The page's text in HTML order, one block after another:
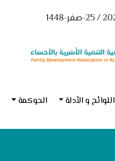
اللوائح و الأدلة الحوكمة